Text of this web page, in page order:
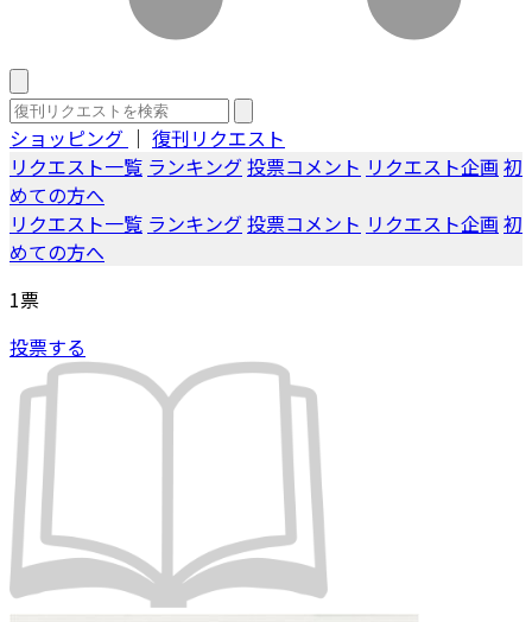
ショッピング ｜ 復刊リクエスト
リクエスト一覧 ランキング投票コメント リクエスト企画 初
めての方へ
リクエスト一覧 ランキング投票コメント リクエスト企画 初
めての方へ
1票
投票する